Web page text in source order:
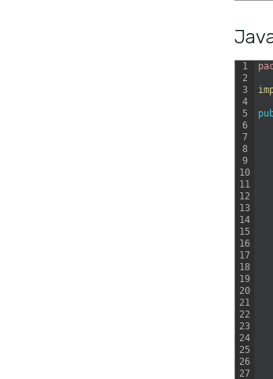
1
2
3
4
5
6
7
8
9
10
11
12
13
14
15
16
17
18
19
20
21
22
23
24
25
26
27